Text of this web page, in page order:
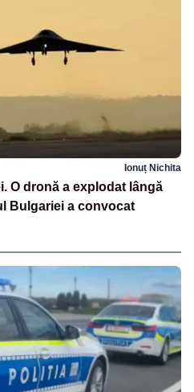
Ionuț Nichita
O dronă a explodat lângă
Bulgariei a convocat